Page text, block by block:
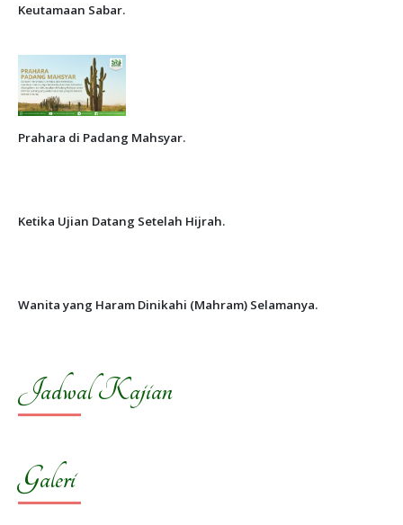
Keutamaan Sabar.
Prahara di Padang Mahsyar.
Ketika Ujian Datang Setelah Hijrah.
Wanita yang Haram Dinikahi (Mahram) Selamanya.
Jadwal Kajian
Galeri